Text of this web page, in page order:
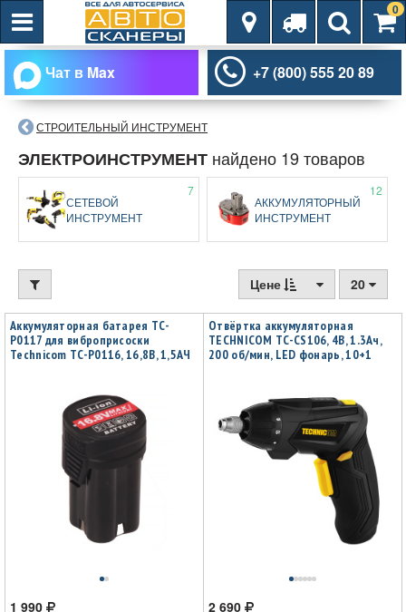
0
Чат в Max +7 (800) 555 20 89
СТРОИТЕЛЬНЫЙ ИНСТРУМЕНТ
ЭЛЕКТРОИНСТРУМЕНТ найдено 19 товаров
СЕТЕВОЙ
ИНСТРУМЕНТ
7
АККУМУЛЯТОРНЫЙ
ИНСТРУМЕНТ
12
Цене 20
Аккумуляторная батарея TC-
P0117 для виброприсоски
Technicom TC-P0116, 16,8В, 1,5АЧ
1 990
Отвёртка аккумуляторная
TECHNICOM TC-CS106, 4В, 1.3Ач,
200 об/мин, LED фонарь, 10+1
2 690